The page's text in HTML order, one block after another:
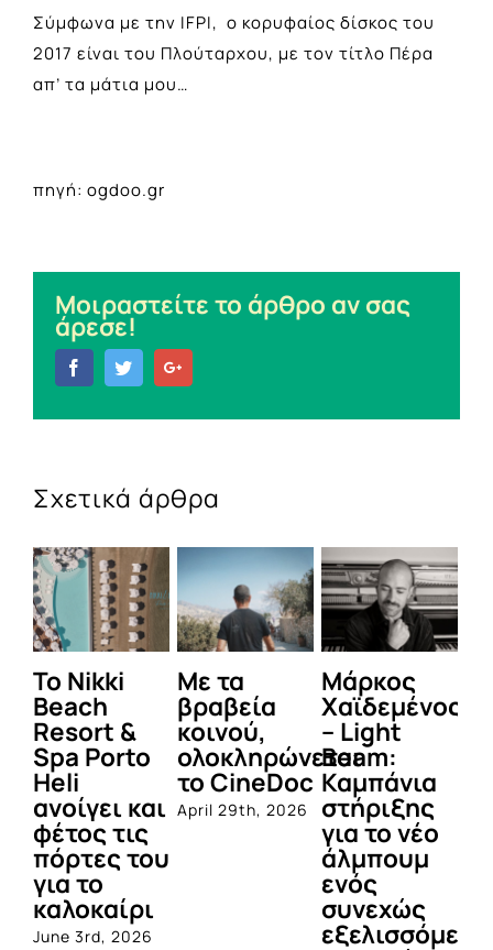
Σύμφωνα με την IFPI, o κορυφαίος δίσκος του
2017 είναι του Πλούταρχου, με τον τίτλο Πέρα
απ’ τα μάτια μου…
πηγή: ogdoo.gr
Μοιραστείτε το άρθρο αν σας
άρεσε!
FacebookTwitter
Σχετικά άρθρα
To Nikki
Beach
Resort &
Spa Porto
Heli
ανοίγει και
φέτος τις
πόρτες του
για το
καλοκαίρι
June 3rd, 2026
Με τα
βραβεία
κοινού,
ολοκληρώνεται
το CineDoc
April 29th, 2026
Μάρκος
Χαϊδεμένος
– Light
Beam:
Καμπάνια
στήριξης
για το νέο
άλμπουμ
ενός
συνεχώς